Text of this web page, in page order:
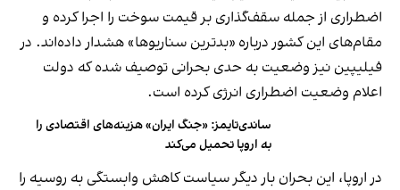
اضطراری از جمله سقف‌گذاری بر قیمت سوخت را اجرا کرده و
مقام‌های این کشور درباره «بدترین سناریوها» هشدار داده‌اند. در
فیلیپین نیز وضعیت به حدی بحرانی توصیف شده که دولت
اعلام وضعیت اضطراری انرژی کرده است.
ساندی‌تایمز: «جنگ ایران» هزینه‌های اقتصادی را
به اروپا تحمیل می‌کند
در اروپا، این بحران بار دیگر سیاست کاهش وابستگی به روسیه را